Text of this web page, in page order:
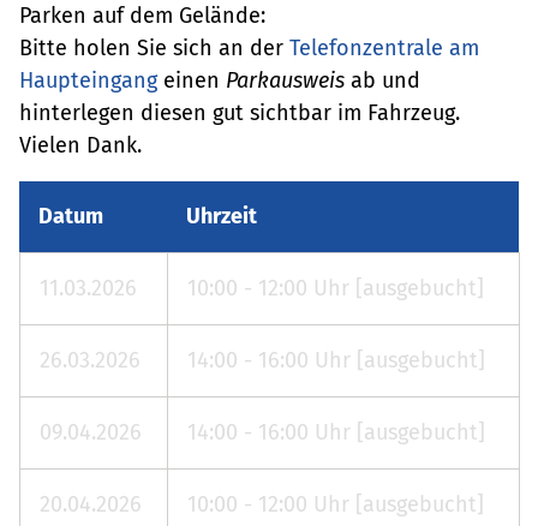
Parken auf dem Gelände:
Bitte holen Sie sich an der Telefonzentrale am
Haupteingangeinen Parkausweis ab und
hinterlegen diesen gut sichtbar im Fahrzeug.
Vielen Dank.
Datum Uhrzeit
11.03.2026 10:00 - 12:00 Uhr [ausgebucht]
26.03.2026 14:00 - 16:00 Uhr [ausgebucht]
09.04.2026 14:00 - 16:00 Uhr [ausgebucht]
20.04.2026 10:00 - 12:00 Uhr [ausgebucht]